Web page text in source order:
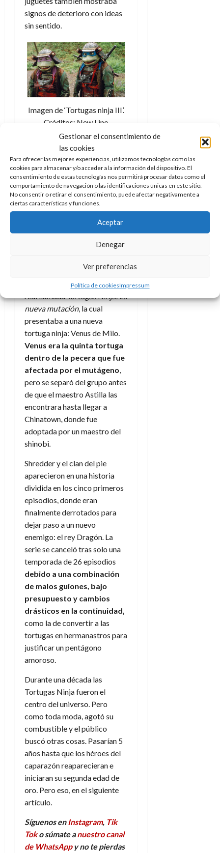
Gestionar el consentimiento de
las cookies
Para ofrecer las mejores experiencias, utilizamos tecnologías como las
cookies para almacenar y/o acceder a la información del dispositivo. El
consentimiento de estas tecnologías nos permitirá procesar datos como el
comportamiento de navegación o las identificaciones únicas en este sitio.
No consentir o retirar el consentimiento, puede afectar negativamente a
ciertas características y funciones.
Aceptar
Denegar
Ver preferencias
Política de cookiesImpressum
signos de deterioro con ideas
sin sentido.
Imagen de ‘Tortugas ninja III’.
Créditos: New Line
Cinema/20th Century Fox
Decadencia y
caída en la
irrelevancia
En 1997, tras el fin de la serie
Entertainment, se estrenó en
Fox Kids una serie de imagen
real llamadaTortugas Ninja: La
nueva mutación, la cual
presentaba a una nueva
tortuga ninja: Venus de Milo.
Venus era la quinta tortuga
dentro de la pecera que fue
afectada por el mutágeno
pero se separó del grupo antes
de que el maestro Astilla las
encontrara hasta llegar a
Chinatown, donde fue
adoptada por un maestro del
shinobi.
Shredder y el clan del pie
aparecieron en una historia
dividida en los cinco primeros
episodios, donde eran
finalmente derrotados para
dejar paso a un nuevo
enemigo: el rey Dragón. La
serie se canceló tras solo una
temporada de 26 episodios
debido a una combinación
de malos guiones, bajo
presupuesto y cambios
drásticos en la continuidad,
como la de convertir a las
tortugas en hermanastros para
justificar un pentágono
amoroso.
Durante una década las
Tortugas Ninja fueron el
centro del universo. Pero
como toda moda, agotó su
combustible y el público
buscó otras cosas. Pasarían 5
años hasta que los héroes del
caparazón reaparecieran e
iniciaran su segunda edad de
oro. Pero eso, en el siguiente
artículo.
Síguenos en Instagram, Tik
Toko súmate anuestro canal
de WhatsAppy no te pierdas